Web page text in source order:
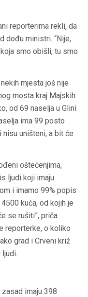
reporterima rekli, da
dođu ministri. “Nije,
smo obišli, tu smo
mjesta još nije
mosta kraj Majskih
od 69 naselja u Glini
ima 99 posto
nisu uništeni, a bit će
oštećenjima,
ljudi koji imaju
i imamo 99% popis
kuća, od kojih je
se rušiti”, priča
reporterke, o koliko
grad i Crveni križ
zasad imaju 398